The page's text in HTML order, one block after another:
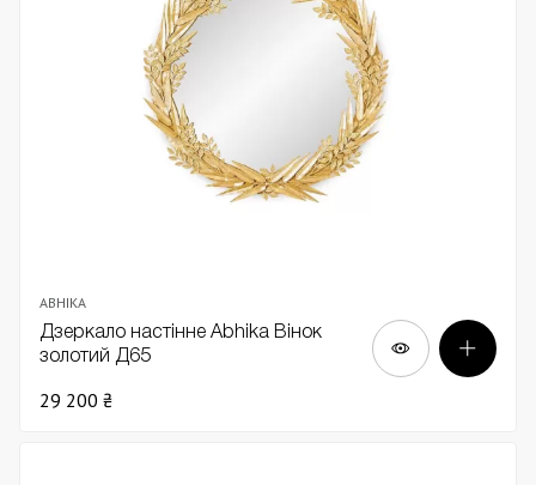
ABHIKA
Дзеркало настінне Abhika Вінок
золотий Д65
29 200 ₴